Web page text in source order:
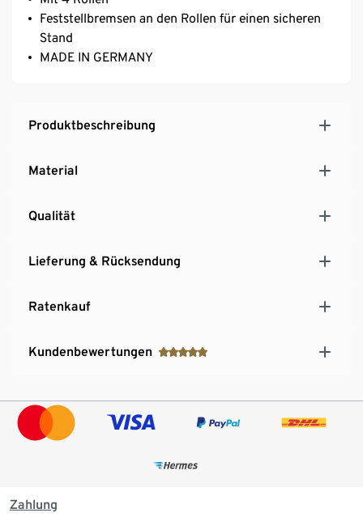
Feststellbremsen an den Rollen für einen sicheren
Stand
MADE IN GERMANY
Produktbeschreibung
Material
Qualität
Lieferung & Rücksendung
Ratenkauf
Kundenbewertungen
Zahlung